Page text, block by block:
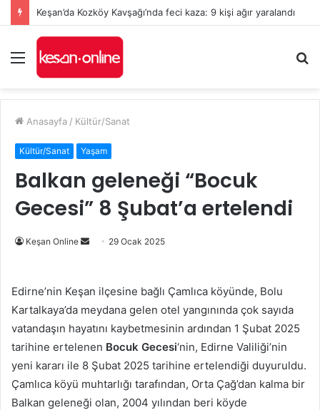
Keşan’da Kozköy Kavşağı’nda feci kaza: 9 kişi ağır yaralandı
Menü
...
Anasayfa / Kültür/Sanat
Kültür/Sanat Yaşam
Balkan geleneği “Bocuk
Gecesi” 8 Şubat’a ertelendi
Keşan Online
Bir
göndermek
29 Ocak 2025
Edirne’nin Keşan ilçesine bağlı Çamlıca köyünde, Bolu
Kartalkaya’da meydana gelen otel yangınında çok sayıda
vatandaşın hayatını kaybetmesinin ardından 1 Şubat 2025
tarihine ertelenen Bocuk Gecesi‘nin, Edirne Valiliği’nin
yeni kararı ile 8 Şubat 2025 tarihine ertelendiği duyuruldu.
Çamlıca köyü muhtarlığı tarafından, Orta Çağ’dan kalma bir
Balkan geleneği olan, 2004 yılından beri köyde